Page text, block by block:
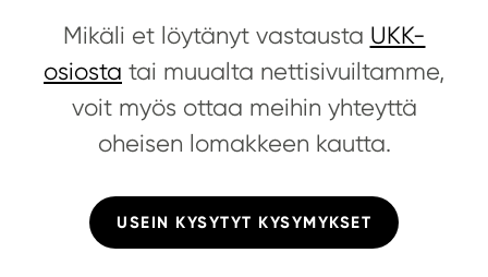
Mikäli et löytänyt vastausta UKK-
osiosta tai muualta nettisivuiltamme,
voit myös ottaa meihin yhteyttä
oheisen lomakkeen kautta.
USEIN KYSYTYT KYSYMYKSET